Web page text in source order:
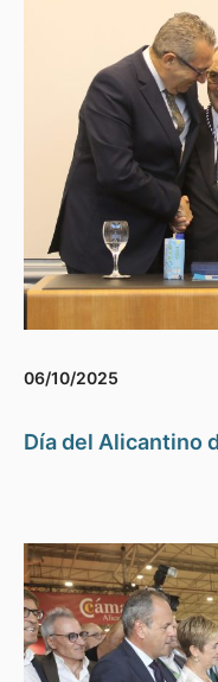
06/10/2025
Día del Alicantino